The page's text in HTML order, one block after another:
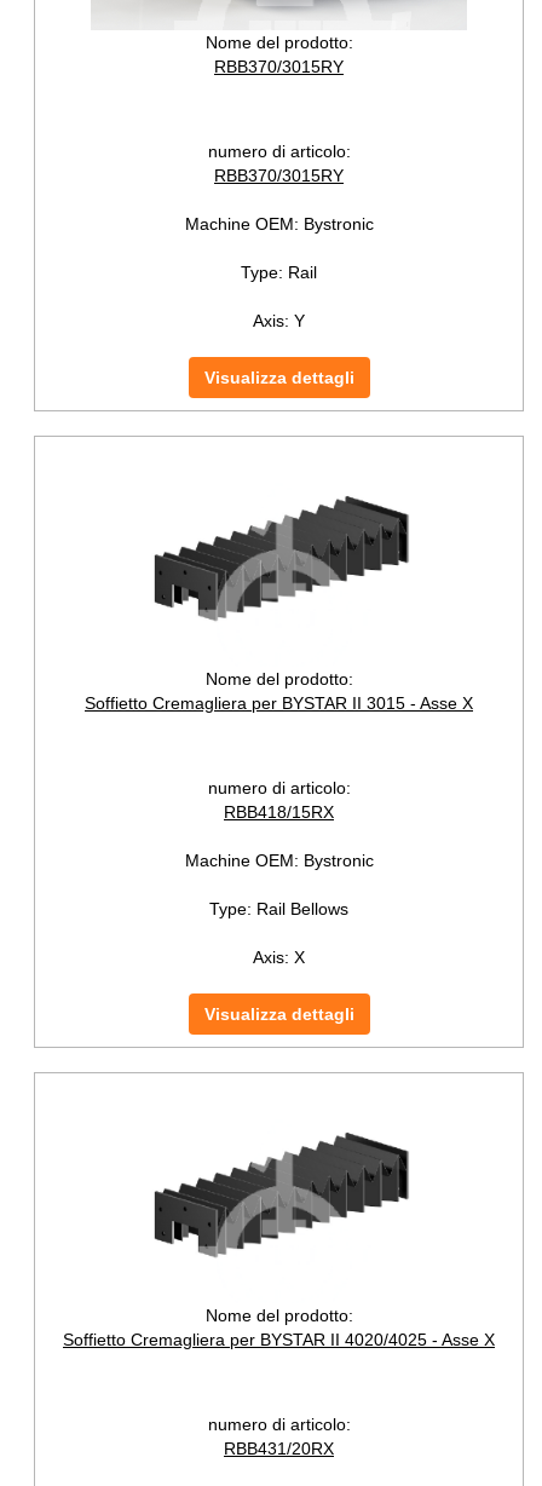
Nome del prodotto:
RBB370/3015RY
numero di articolo:
RBB370/3015RY
Machine OEM: Bystronic
Type: Rail
Axis: Y
Visualizza dettagli
Nome del prodotto:
Soffietto Cremagliera per BYSTAR II 3015 - Asse X
numero di articolo:
RBB418/15RX
Machine OEM: Bystronic
Type: Rail Bellows
Axis: X
Visualizza dettagli
Nome del prodotto:
Soffietto Cremagliera per BYSTAR II 4020/4025 - Asse X
numero di articolo:
RBB431/20RX